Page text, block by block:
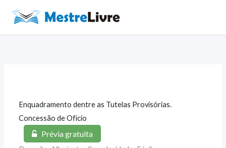
para
o
Enquadramento dentre as Tutelas Provisórias.
Concessão de Ofício
Prévia gratuita